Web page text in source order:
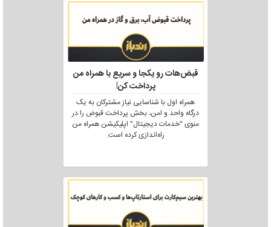
قبض‌هات رو یکجا و سریع با همراه من
پرداخت کن!
همراه اول با شناسایی نیاز مشترکان به یک
درگاه واحد و امن، بخش پرداخت قبوض را در
منوی "خدمات دیجیتال" اپلیکیشن همراه من
راه‌اندازی کرده است.